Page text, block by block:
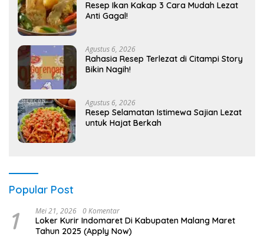
Resep Ikan Kakap 3 Cara Mudah Lezat
Anti Gagal!
Agustus 6, 2026
Rahasia Resep Terlezat di Citampi Story
Bikin Nagih!
Agustus 6, 2026
Resep Selamatan Istimewa Sajian Lezat
untuk Hajat Berkah
Popular Post
1 Mei 21, 2026 0 Komentar
Loker Kurir Indomaret Di Kabupaten Malang Maret
Tahun 2025 (Apply Now)